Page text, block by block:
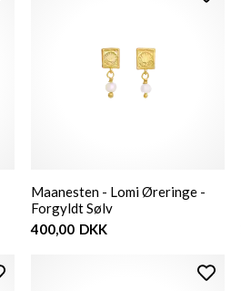
Maanesten - Lomi Øreringe -
Forgyldt Sølv
400,00 DKK